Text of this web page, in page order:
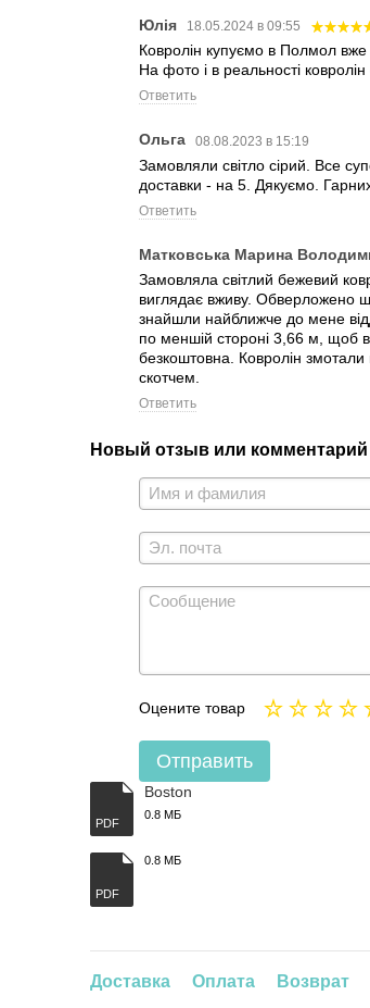
Юлія 18.05.2024 в 09:55
Ковролін купуємо в Полмол вже
На фото і в реальності ковролін
Ответить
Ольга 08.08.2023 в 15:19
Замовляли світло сірий. Все
доставки - на 5. Дякуємо.
Ответить
Матковська Марина
Замовляла світлий бежевий
виглядає вживу. Обверложено
знайшли найближче до мене
по меншій стороні 3,66 м, щоб
безкоштовна. Ковролін змотали
скотчем.
Ответить
Новый отзыв или комментарий
Оцените товар
Отправить
PDF
Boston
0.8 МБ
PDF
0.8 МБ
Доставка Оплата Возврат